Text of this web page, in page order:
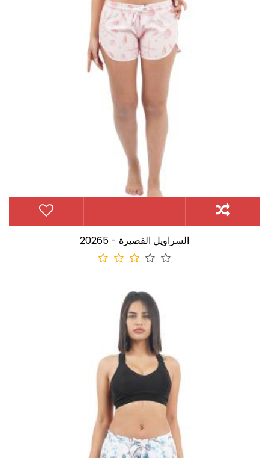
20265 - السراويل القصيرة